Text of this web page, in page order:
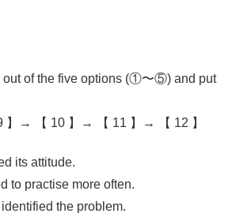
out of the five options (①〜⑤) and put
】→ 【 10 】→ 【 11 】→ 【 12 】
its attitude.
to practise more often.
the problem.